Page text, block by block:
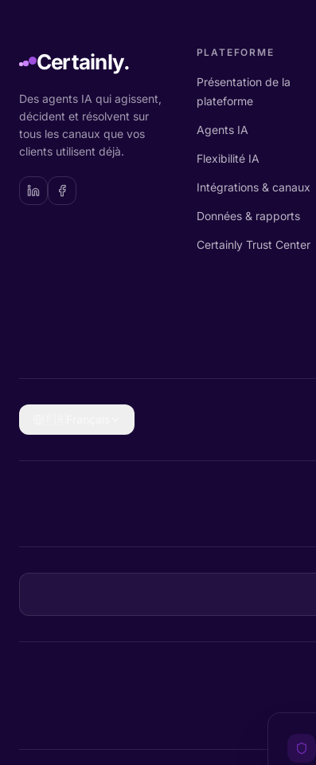
Certainly.
Des agents IA qui agissent,
décident et résolvent sur
tous les canaux que vos
clients utilisent déjà.
PLATEFORME
Présentation de la
plateforme
Agents IA
Flexibilité IA
Intégrations & canaux
Données & rapports
Certainly Trust Center